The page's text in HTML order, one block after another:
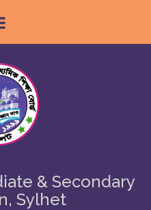
& Secondary
Sylhet